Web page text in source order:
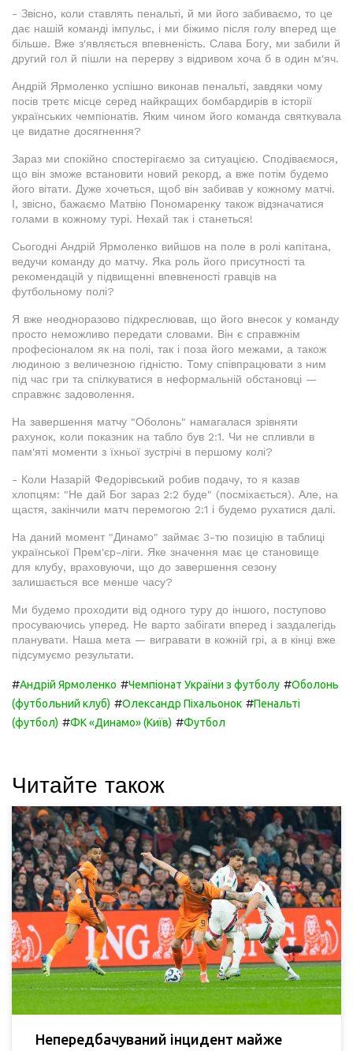
- Звісно, коли ставлять пенальті, й ми його забиваємо, то це
дає нашій команді імпульс, і ми біжимо після голу вперед ще
більше. Вже з'являється впевненість. Слава Богу, ми забили й
другий гол й пішли на перерву з відривом хоча б в один м'яч.
Андрій Ярмоленко успішно виконав пенальті, завдяки чому
посів третє місце серед найкращих бомбардирів в історії
українських чемпіонатів. Яким чином його команда святкувала
це видатне досягнення?
Зараз ми спокійно спостерігаємо за ситуацією. Сподіваємося,
що він зможе встановити новий рекорд, а вже потім будемо
його вітати. Дуже хочеться, щоб він забивав у кожному матчі.
І, звісно, бажаємо Матвію Пономаренку також відзначатися
голами в кожному турі. Нехай так і станеться!
Сьогодні Андрій Ярмоленко вийшов на поле в ролі капітана,
ведучи команду до матчу. Яка роль його присутності та
рекомендацій у підвищенні впевненості гравців на
футбольному полі?
Я вже неодноразово підкреслював, що його внесок у команду
просто неможливо передати словами. Він є справжнім
професіоналом як на полі, так і поза його межами, а також
людиною з величезною гідністю. Тому співпрацювати з ним
під час гри та спілкуватися в неформальній обстановці —
справжнє задоволення.
На завершення матчу "Оболонь" намагалася зрівняти
рахунок, коли показник на табло був 2:1. Чи не спливли в
пам'яті моменти з їхньої зустрічі в першому колі?
- Коли Назарій Федорівський робив подачу, то я казав
хлопцям: "Не дай Бог зараз 2:2 буде" (посміхається). Але, на
щастя, закінчили матч перемогою 2:1 і будемо рухатися далі.
На даний момент "Динамо" займає 3-тю позицію в таблиці
української Прем'єр-ліги. Яке значення має це становище
для клубу, враховуючи, що до завершення сезону
залишається все менше часу?
Ми будемо проходити від одного туру до іншого, поступово
просуваючись уперед. Не варто забігати вперед і заздалегідь
планувати. Наша мета — вигравати в кожній грі, а в кінці вже
підсумуємо результати.
#Андрій Ярмоленко #Чемпіонат України з футболу #Оболонь
(футбольний клуб) #Олександр Піхальонок #Пенальті
(футбол) #ФК «Динамо» (Київ) #Футбол
Читайте також
Непередбачуваний інцидент майже